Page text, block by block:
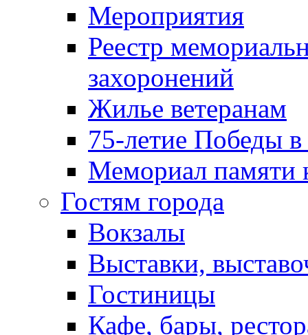
Мероприятия
Реестр
захоронений
Жилье ветеранам
75-летие Победы
Мемориал памяти
Гостям города
Вокзалы
Выставки,
Гостиницы
Кафе, бары,